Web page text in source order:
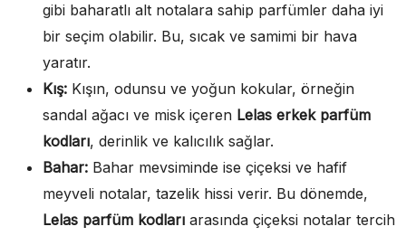
gibi baharatlı alt notalara sahip parfümler daha iyi
bir seçim olabilir. Bu, sıcak ve samimi bir hava
yaratır.
Kış: Kışın, odunsu ve yoğun kokular, örneğin
sandal ağacı ve misk içeren Lelas erkek parfüm
kodları, derinlik ve kalıcılık sağlar.
Bahar: Bahar mevsiminde ise çiçeksi ve hafif
meyveli notalar, tazelik hissi verir. Bu dönemde,
Lelas parfüm kodları arasında çiçeksi notalar tercih